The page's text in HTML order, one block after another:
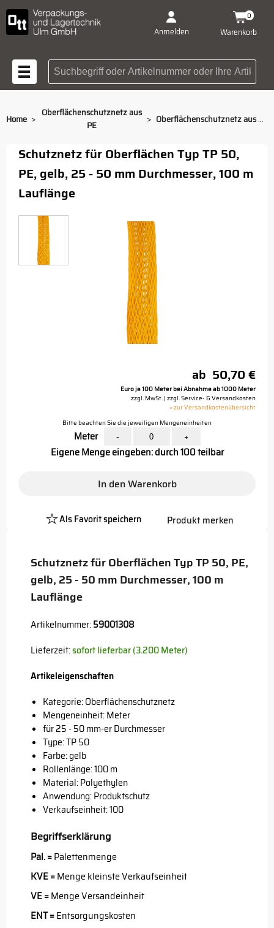
Anmelden Warenkorb
0
Suchbegriff oder
Home > Oberflächenschutznetz aus
PE
> Oberflächenschutznetz aus PE TP 50 gelb
Schutznetz für Oberflächen Typ TP 50, PE,
gelb, 25 - 50 mm Durchmesser, 100 m
Lauflänge
Artikelnummer:59001308
Lieferzeit:sofort lieferbar (3.200 Meter)
Artikeleigenschaften
Kategorie: Oberflächenschutznetz
Mengeneinheit: Meter
für 25 - 50 mm-er Durchmesser
Type: TP 50
Farbe: gelb
Rollenlänge: 100 m
Material: Polyethylen
Anwendung: Produktschutz
Verkaufseinheit: 100
Begriffserklärung
Pal. =Palettenmenge
KVE =Menge kleinste Verkaufseinheit
VE =Menge Versandeinheit
ENT =Entsorgungskosten
Schutznetz für Oberflächen Typ TP 50,
PE, gelb, 25 - 50 mm Durchmesser, 100 m
Lauflänge
ab 50,70 €
Euro je 100 Meter bei Abnahme ab 1000 Meter
zzgl. MwSt. | zzgl. Service- & Versandkosten
> zur Versandkostenübersicht
Bitte beachten Sie die jeweiligen Mengeneinheiten
Meter - +
Eigene Menge eingeben: durch 100 teilbar
In den Warenkorb
Als Favorit speichern
Platzhalter
Produkt merken